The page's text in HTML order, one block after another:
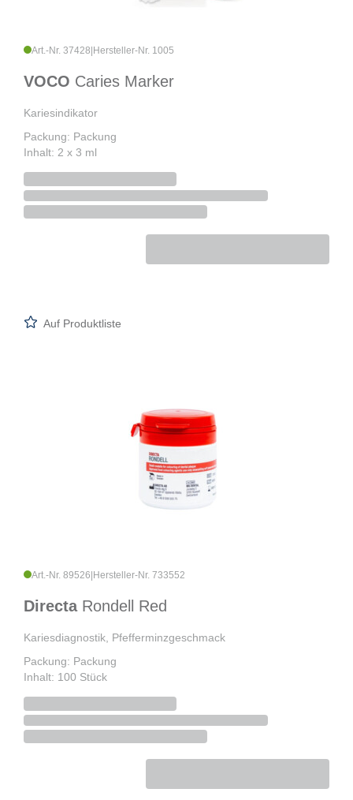
Art.-Nr. 37428 Hersteller-Nr. 1005
VOCO Caries Marker
Kariesindikator
Packung: Packung
Inhalt: 2 x 3 ml
Auf Produktliste
Art.-Nr. 89526 Hersteller-Nr. 733552
Directa Rondell Red
Kariesdiagnostik, Pfefferminzgeschmack
Packung: Packung
Inhalt: 100 Stück